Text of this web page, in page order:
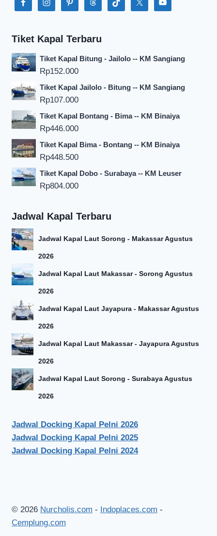
Tiket Kapal Terbaru
Tiket Kapal Bitung - Jailolo -- KM Sangiang
Rp152.000
Tiket Kapal Jailolo - Bitung -- KM Sangiang
Rp107.000
Tiket Kapal Bontang - Bima -- KM Binaiya
Rp446.000
Tiket Kapal Bima - Bontang -- KM Binaiya
Rp448.500
Tiket Kapal Dobo - Surabaya -- KM Leuser
Rp804.000
Jadwal Kapal Terbaru
Jadwal Kapal Laut Sorong - Makassar Agustus
2026
Jadwal Kapal Laut Makassar - Sorong Agustus
2026
Jadwal Kapal Laut Jayapura - Makassar Agustus
2026
Jadwal Kapal Laut Makassar - Jayapura Agustus
2026
Jadwal Kapal Laut Sorong - Surabaya Agustus
2026
Jadwal Docking Kapal Pelni 2026
Jadwal Docking Kapal Pelni 2025
Jadwal Docking Kapal Pelni 2024
© 2026 Nurcholis.com - Indoplaces.com -
Cemplung.com